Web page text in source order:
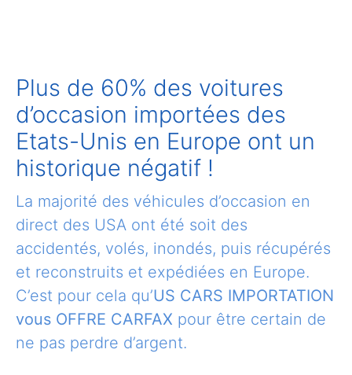
Plus de 60% des voitures
d’occasion importées des
Etats-Unis en Europe ont un
historique négatif !
La majorité des véhicules d’occasion en
direct des USA ont été soit des
accidentés, volés, inondés, puis récupérés
et reconstruits et expédiées en Europe.
C’est pour cela qu’US CARS IMPORTATION
vous OFFRE CARFAX pour être certain de
ne pas perdre d’argent.